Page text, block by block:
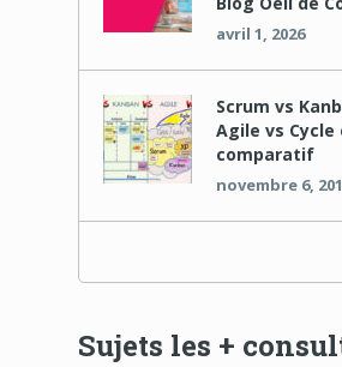
avril 1, 2026
Scrum vs
Agile vs Cycle
comparatif
novembre 6,
Sujets les +